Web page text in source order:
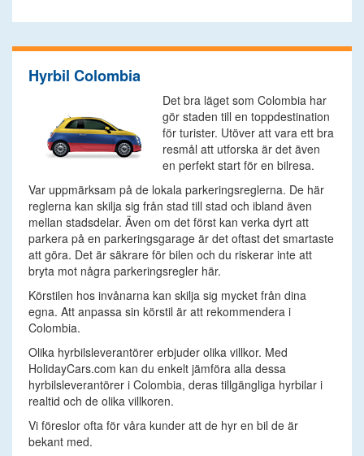
Hyrbil Colombia
Det bra läget som Colombia har
gör staden till en toppdestination
för turister. Utöver att vara ett bra
resmål att utforska är det även
en perfekt start för en bilresa.
Var uppmärksam på de lokala parkeringsreglerna. De här
reglerna kan skilja sig från stad till stad och ibland även
mellan stadsdelar. Även om det först kan verka dyrt att
parkera på en parkeringsgarage är det oftast det smartaste
att göra. Det är säkrare för bilen och du riskerar inte att
bryta mot några parkeringsregler här.
Körstilen hos invånarna kan skilja sig mycket från dina
egna. Att anpassa sin körstil är att rekommendera i
Colombia.
Olika hyrbilsleverantörer erbjuder olika villkor. Med
HolidayCars.com kan du enkelt jämföra alla dessa
hyrbilsleverantörer i Colombia, deras tillgängliga hyrbilar i
realtid och de olika villkoren.
Vi föreslor ofta för våra kunder att de hyr en bil de är
bekant med.